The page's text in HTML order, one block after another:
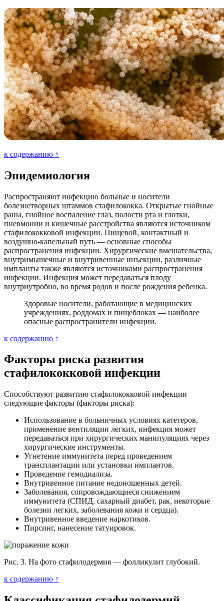
к содержанию ↑
Эпидемиология
Распространяют инфекцию больные и носители
болезнетворных штаммов стафилококка. Открытые гнойные
раны, гнойное воспаление глаз, полости рта и глотки,
пневмонии и кишечные расстройства являются источником
стафилококковой инфекции. Пищевой, контактный и
воздушно-капельный путь — основные способы
распространения инфекции. Хирургические вмешательства,
внутримышечные и внутривенные инъекции, различные
импланты также являются источниками распространения
инфекции. Инфекция может передаваться плоду
внутриутробно, во время родов и после рождения ребенка.
Здоровые носители, работающие в медицинских
учреждениях, роддомах и пищеблоках — наиболее
опасные распространители инфекции.
к содержанию ↑
Факторы риска развития
стафилококковой инфекции
Способствуют развитию стафилококковой инфекции
следующие факторы (факторы риска):
Использование в больничных условиях катетеров,
применение вентиляции легких, инфекция может
передаваться при хирургических манипуляциях через
хирургические инструменты.
Угнетение иммунитета перед проведением
трансплантации или установки имплантов.
Проведение гемодиализа.
Внутривенное питание недоношенных детей.
Заболевания, сопровождающиеся снижением
иммунитета (СПИД, сахарный диабет, рак, некоторые
болезни легких, заболевания кожи и сердца).
Внутривенное введение наркотиков.
Пирсинг, нанесение татуировок.
Рис. 3. На фото стафилодермия — фолликулит глубокий.
к содержанию ↑